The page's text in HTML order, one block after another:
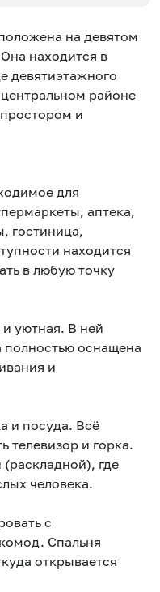
на девятом
находится в
девятиэтажного
районе
и
для
аптека,
гостиница,
находится
в любую точку
уютная. В ней
полностью оснащена
и
и посуда. Всё
телевизор и горка.
где
человека.
с
Спальня
открывается